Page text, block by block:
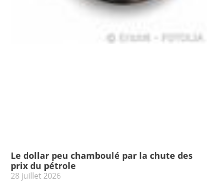
Le dollar peu chamboulé par la chute des
prix du pétrole
28 juillet 2026